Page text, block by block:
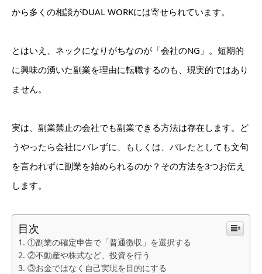
から多くの相談がDUAL WORKには寄せられています。
とはいえ、ネックになりがちなのが「会社のNG」。短期的
に興味の湧いた副業を理由に転職するのも、現実的ではあり
ません。
実は、副業禁止の会社でも副業できる方法は存在します。ど
うやったら会社にバレずに、もしくは、バレたとしても文句
を言われずに副業を始められるのか？その方法を3つお伝え
します。
目次
①副業の確定申告で「普通徴収」を選択する
②不動産や株式など、投資を行う
③お金ではなく自己実現を目的にする